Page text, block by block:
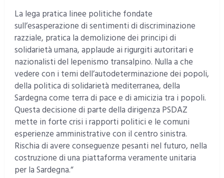
La lega pratica linee politiche fondate
sull’esasperazione di sentimenti di discriminazione
razziale, pratica la demolizione dei principi di
solidarietà umana, applaude ai rigurgiti autoritari e
nazionalisti del lepenismo transalpino. Nulla a che
vedere con i temi dell’autodeterminazione dei popoli,
della politica di solidarietà mediterranea, della
Sardegna come terra di pace e di amicizia tra i popoli.
Questa decisione di parte della dirigenza PSDAZ
mette in forte crisi i rapporti politici e le comuni
esperienze amministrative con il centro sinistra.
Rischia di avere conseguenze pesanti nel futuro, nella
costruzione di una piattaforma veramente unitaria
per la Sardegna.“